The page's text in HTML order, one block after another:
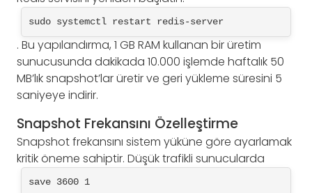
sudo systemctl restart redis-server
. Bu yapılandırma, 1 GB RAM kullanan bir üretim
sunucusunda dakikada 10.000 işlemde haftalık 50
MB’lık snapshot’lar üretir ve geri yükleme süresini 5
saniyeye indirir.
Snapshot Frekansını Özelleştirme
Snapshot frekansını sistem yüküne göre ayarlamak
kritik öneme sahiptir. Düşük trafikli sunucularda
save 3600 1